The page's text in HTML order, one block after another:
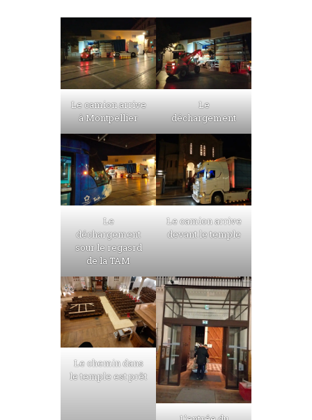
Le camion arrive
à Montpellier
Le
déchargement
Le
déchargement
sour le regasrd
de la TAM
Le camion arrive
devant le temple
Le chemin dans
le temple est prêt